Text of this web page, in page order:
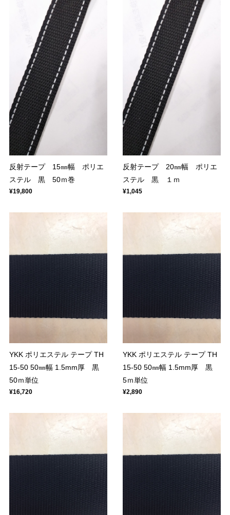
反射テープ 15㎜幅 ポリエ
ステル 黒 50ｍ巻
¥19,800
反射テープ 20㎜幅 ポリエ
ステル 黒 １ｍ
¥1,045
YKK ポリエステル テープ TH
15-50 50㎜幅 1.5mm厚 黒
50ｍ単位
¥16,720
YKK ポリエステル テープ TH
15-50 50㎜幅 1.5mm厚 黒
5ｍ単位
¥2,890